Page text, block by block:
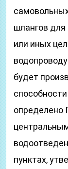
шлангов для
или иных
будет
определено
пунктах,